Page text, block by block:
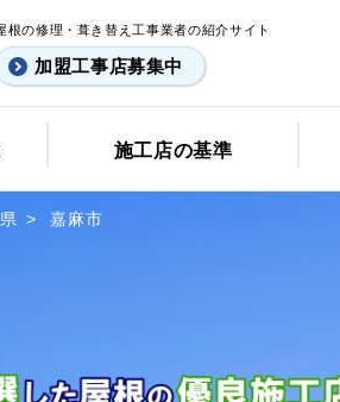
根の修理・葺き替え工事業者の紹介サイト
加盟工事店募集中
施工店の基準
嘉麻市